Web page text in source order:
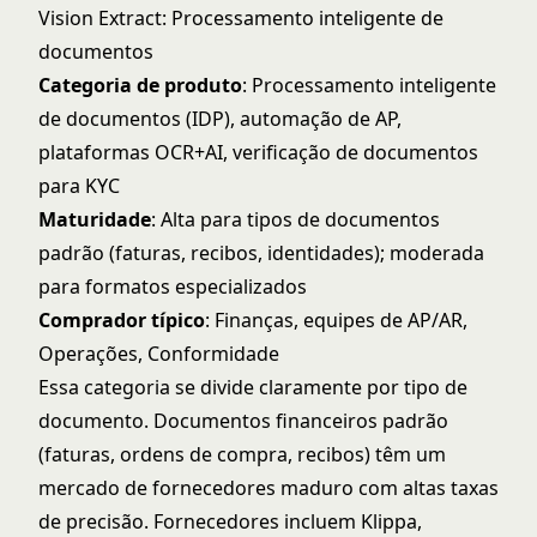
Vision Extract: Processamento inteligente de
documentos
Categoria de produto: Processamento inteligente
de documentos (IDP), automação de AP,
plataformas OCR+AI, verificação de documentos
para KYC
Maturidade: Alta para tipos de documentos
padrão (faturas, recibos, identidades); moderada
para formatos especializados
Comprador típico: Finanças, equipes de AP/AR,
Operações, Conformidade
Essa categoria se divide claramente por tipo de
documento. Documentos financeiros padrão
(faturas, ordens de compra, recibos) têm um
mercado de fornecedores maduro com altas taxas
de precisão. Fornecedores incluem Klippa,